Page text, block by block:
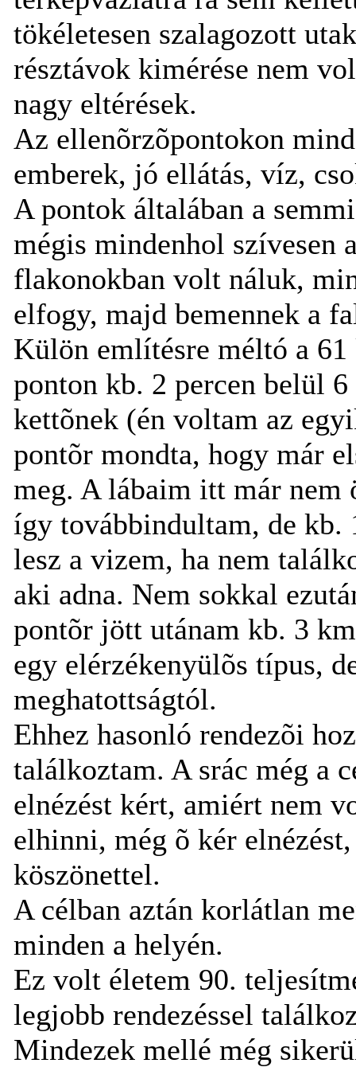
tökéletesen szalagozott
résztávok kimérése nem
nagy eltérések.
Az ellenõrzõpontokon
emberek, jó ellátás, víz,
A pontok általában a
mégis mindenhol szívesen
flakonokban volt náluk,
elfogy, majd bemennek a
Külön említésre méltó a
ponton kb. 2 percen belül
kettõnek (én voltam az
pontõr mondta, hogy már
meg. A lábaim itt már nem
így továbbindultam, de kb.
lesz a vizem, ha nem
aki adna. Nem sokkal
pontõr jött utánam kb. 3
egy elérzékenyülõs típus,
meghatottságtól.
Ehhez hasonló rendezõi
találkoztam. A srác még a
elnézést kért, amiért nem
elhinni, még õ kér
köszönettel.
A célban aztán korlátlan
minden a helyén.
Ez volt életem 90.
legjobb rendezéssel
Mindezek mellé még